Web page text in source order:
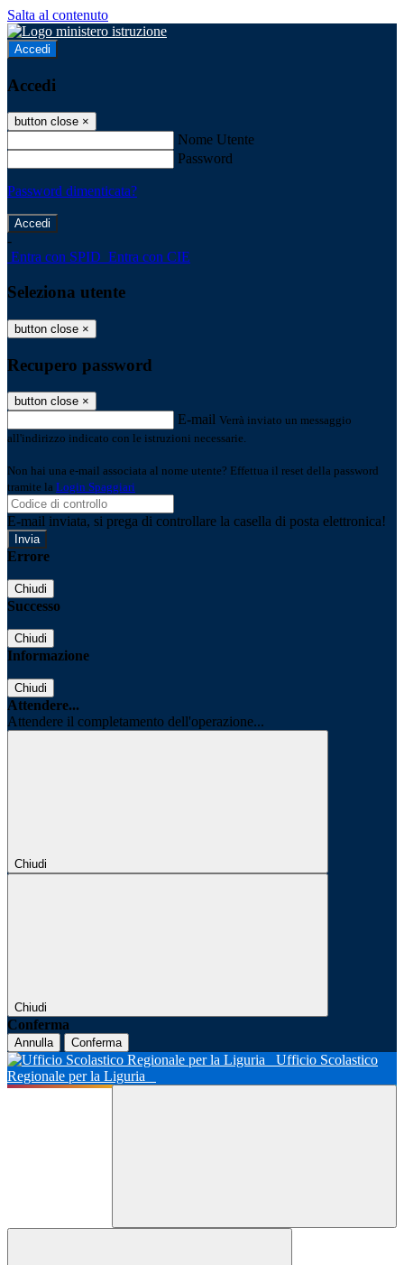
Salta al contenuto
Accedi
Accedi
button close ×
Nome Utente
Password
Password dimenticata?
-
Entra con SPID Entra con CIE
Seleziona utente
button close ×
Recupero password
button close ×
E-mail Verrà inviato un messaggio
all'indirizzo indicato con le istruzioni necessarie.
Non hai una e-mail associata al nome utente? Effettua il reset della password
tramite la Login Spaggiari
E-mail inviata, si prega di controllare la casella di posta elettronica!
Errore
Chiudi
Successo
Chiudi
Informazione
Chiudi
Attendere...
Attendere il completamento dell'operazione...
Chiudi
Chiudi
Conferma
Annulla Conferma
Ufficio Scolastico
Regionale per la Liguria